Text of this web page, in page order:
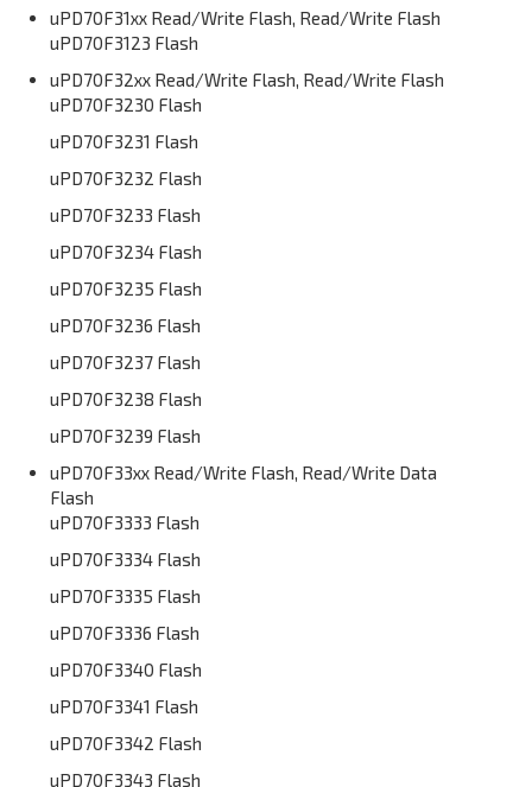
uPD70F31xx Read/Write Flash, Read/Write Flash
uPD70F3123 Flash
uPD70F32xx Read/Write Flash, Read/Write Flash
uPD70F3230 Flash
uPD70F3231 Flash
uPD70F3232 Flash
uPD70F3233 Flash
uPD70F3234 Flash
uPD70F3235 Flash
uPD70F3236 Flash
uPD70F3237 Flash
uPD70F3238 Flash
uPD70F3239 Flash
uPD70F33xx Read/Write Flash, Read/Write Data
Flash
uPD70F3333 Flash
uPD70F3334 Flash
uPD70F3335 Flash
uPD70F3336 Flash
uPD70F3340 Flash
uPD70F3341 Flash
uPD70F3342 Flash
uPD70F3343 Flash